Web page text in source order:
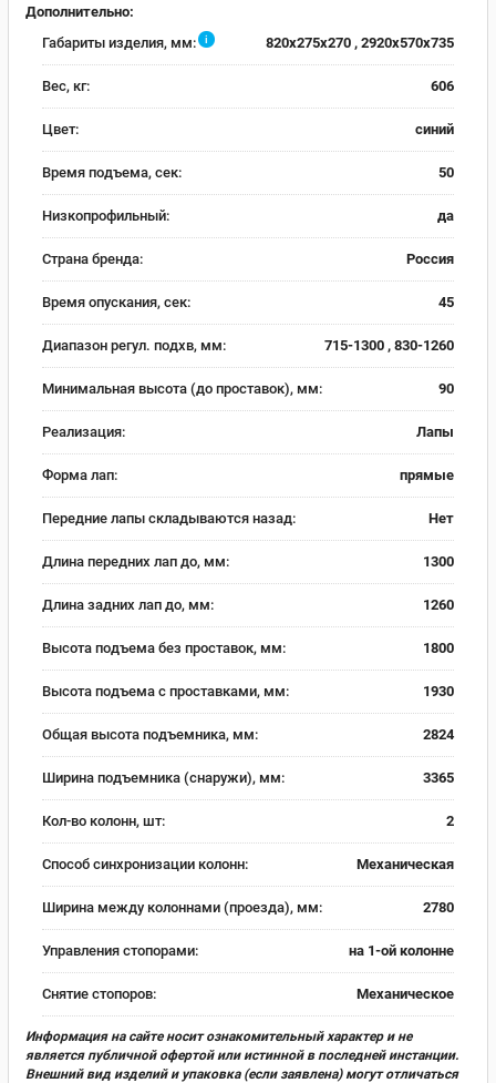
Дополнительно:
Габариты изделия, мм:
i 820x275x270 , 2920x570x735
Вес, кг: 606
Цвет: синий
Время подъема, сек: 50
Низкопрофильный: да
Страна бренда: Россия
Время опускания, сек: 45
Диапазон регул. подхв, мм: 715-1300 , 830-1260
Минимальная высота (до проставок), мм: 90
Реализация: Лапы
Форма лап: прямые
Передние лапы складываются назад: Нет
Длина передних лап до, мм: 1300
Длина задних лап до, мм: 1260
Высота подъема без проставок, мм: 1800
Высота подъема с проставками, мм: 1930
Общая высота подъемника, мм: 2824
Ширина подъемника (снаружи), мм: 3365
Кол-во колонн, шт: 2
Способ синхронизации колонн: Механическая
Ширина между колоннами (проезда), мм: 2780
Управления стопорами: на 1-ой колонне
Снятие стопоров: Механическое
Информация на сайте носит ознакомительный характер и не
является публичной офертой или истинной в последней инстанции.
Внешний вид изделий и упаковка (если заявлена) могут отличаться